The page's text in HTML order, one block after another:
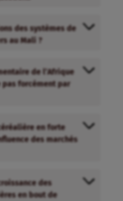
des systèmes de
au Mali ?
de l’Afrique
pas forcément par
en forte
des marchés
des
en bout de